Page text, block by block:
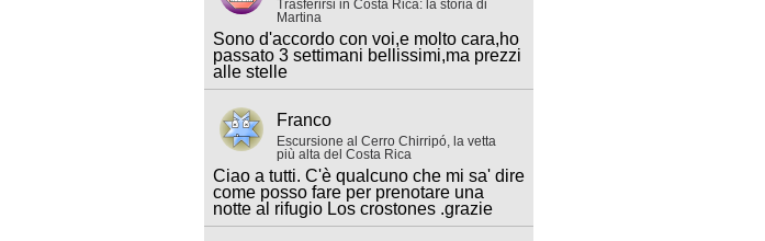
Trasferirsi in Costa Rica: la storia di
Martina
Sono d'accordo con voi,e molto cara,ho
passato 3 settimani bellissimi,ma prezzi
alle stelle
Franco
Escursione al Cerro Chirripó, la vetta
più alta del Costa Rica
Ciao a tutti. C'è qualcuno che mi sa' dire
come posso fare per prenotare una
notte al rifugio Los crostones .grazie